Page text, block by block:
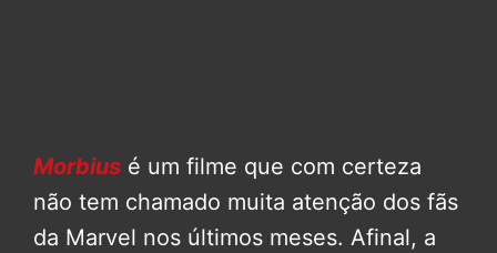
Morbius é um filme que com certeza
não tem chamado muita atenção dos fãs
da Marvel nos últimos meses. Afinal, a